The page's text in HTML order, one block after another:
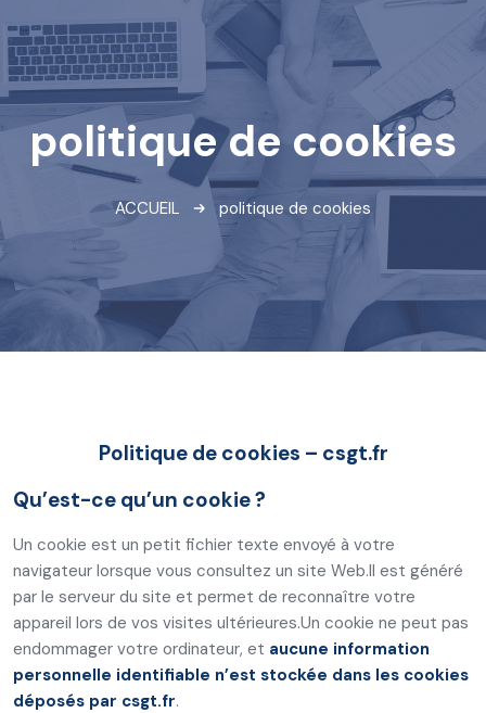
politique de cookies
ACCUEIL politique de cookies
Politique de cookies – csgt.fr
Qu’est-ce qu’un cookie ?
Un cookie est un petit fichier texte envoyé à votre
navigateur lorsque vous consultez un site Web.Il est généré
par le serveur du site et permet de reconnaître votre
appareil lors de vos visites ultérieures.Un cookie ne peut pas
endommager votre ordinateur, et aucune information
personnelle identifiable n’est stockée dans les cookies
déposés par csgt.fr.